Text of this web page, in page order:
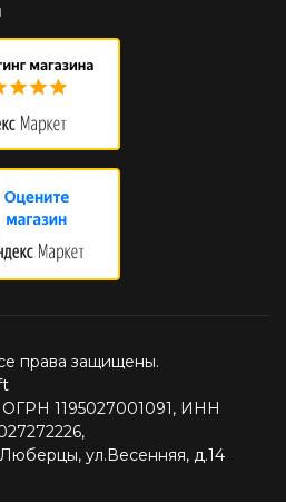
права защищены.
1195027001091, ИНН
ул.Весенняя, д.14